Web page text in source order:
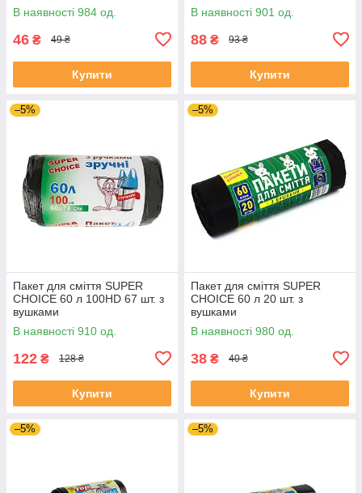
В наявності 984 од.
46 ₴ 49 ₴
Купити
В наявності 901 од.
88 ₴ 93 ₴
Купити
–5%
Пакет для сміття SUPER
CHOICE 60 л 100HD 67 шт. з
вушками
В наявності 910 од.
122 ₴ 128 ₴
Купити
–5%
Пакет для сміття SUPER
CHOICE 60 л 20 шт. з
вушками
В наявності 980 од.
38 ₴ 40 ₴
Купити
–5% –5%